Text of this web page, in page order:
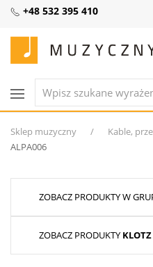
+48 532 395 410
Sklep muzyczny Kable,
ALPA006
ZOBACZ PRODUKTY W
ZOBACZ PRODUKTY KLOTZ